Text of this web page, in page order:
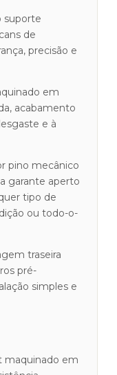
suporte
de
precisão e
em
acabamento
e à
pino mecânico
garante aperto
tipo de
ou todo-o-
traseira
pré-
simples e
maquinado em